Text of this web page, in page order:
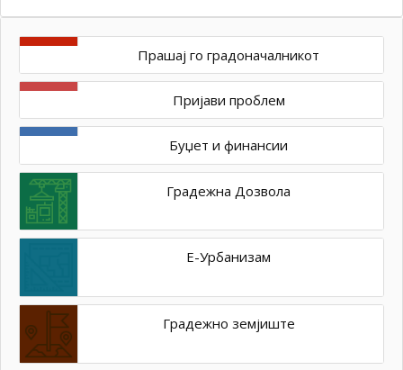
Прашај го градоначалникот
Пријави проблем
Буџет и финансии
Градежна Дозвола
Е-Урбанизам
Градежно земјиште